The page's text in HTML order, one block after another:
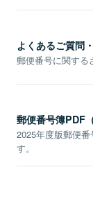
よくあるご質問
郵便番号に関する
郵便番号簿PDF
2025年度版郵便
す。